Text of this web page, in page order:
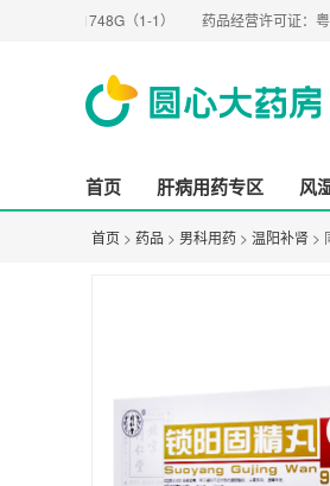
（1-1） 药品经营许可证：粤BA0200274
首页 肝病用药专区 风
首页 > 药品 > 男科用药 > 温阳补肾 >